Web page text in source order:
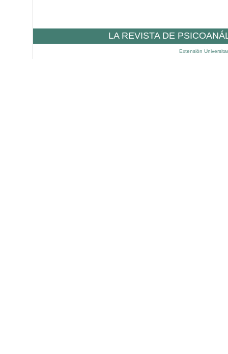
LA REVISTA DE
Extensión